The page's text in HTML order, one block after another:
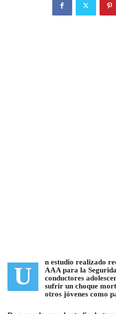
U
n estudio realizado
AAA para la
conductores
sufrir un choque
otros jóvenes como